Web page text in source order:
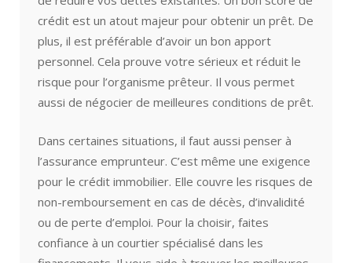
crédit est un atout majeur pour obtenir un prêt. De
plus, il est préférable d’avoir un bon apport
personnel. Cela prouve votre sérieux et réduit le
risque pour l’organisme prêteur. Il vous permet
aussi de négocier de meilleures conditions de prêt.
Dans certaines situations, il faut aussi penser à
l’assurance emprunteur. C’est même une exigence
pour le crédit immobilier. Elle couvre les risques de
non-remboursement en cas de décès, d’invalidité
ou de perte d’emploi. Pour la choisir, faites
confiance à un courtier spécialisé dans les